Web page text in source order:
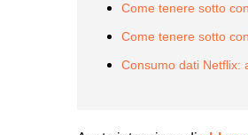
Come tenere sotto
Come tenere sotto
Consumo dati Netflix: